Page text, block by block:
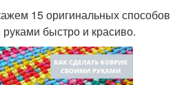
15 оригинальных способов
руками быстро и красиво.